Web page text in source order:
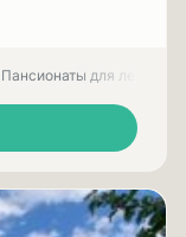
Пансионаты для